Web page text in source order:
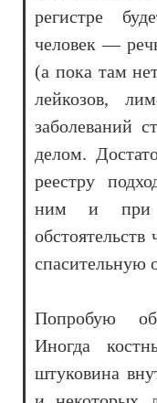
регистре
человек —
(а пока там
лейкозов,
заболеваний
делом.
реестру
ним и при
обстоятельств
спасительную
Попробую
Иногда
штуковина